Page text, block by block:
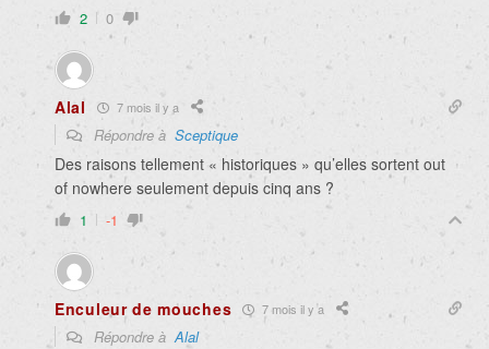
2 0
Alal 7 mois il y a
Répondre à Sceptique
Des raisons tellement « historiques » qu’elles sortent out
of nowhere seulement depuis cinq ans ?
1 -1
Enculeur de mouches 7 mois il y a
Répondre àAlal